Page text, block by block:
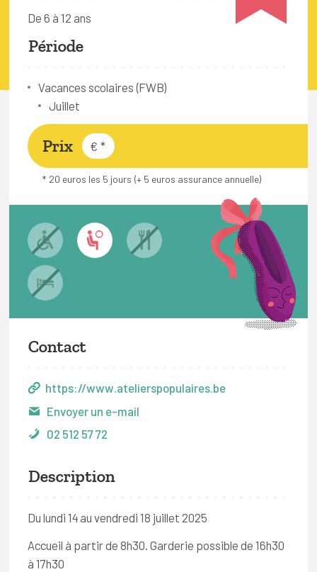
Connexion
Espace pro
Bruxelles Temps Libre
De 6 à 12 ans
Période
Vacances scolaires (FWB)
Juillet
Prix € *
* 20 euros les 5 jours (+ 5 euros assurance annuelle)
Contact
https://www.atelierspopulaires.be
Envoyer un e-mail
02 512 57 72
Description
Du lundi 14 au vendredi 18 juillet 2025
Accueil à partir de 8h30. Garderie possible de 16h30
à 17h30